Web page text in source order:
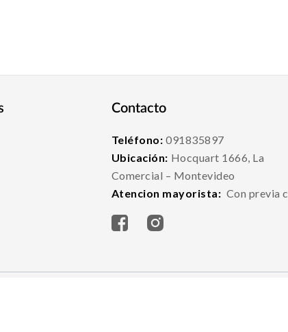
Contacto
Teléfono: 091835897
Ubicación: Hocquart 1666, La
Comercial – Montevideo
Atencion mayorista: Con previa